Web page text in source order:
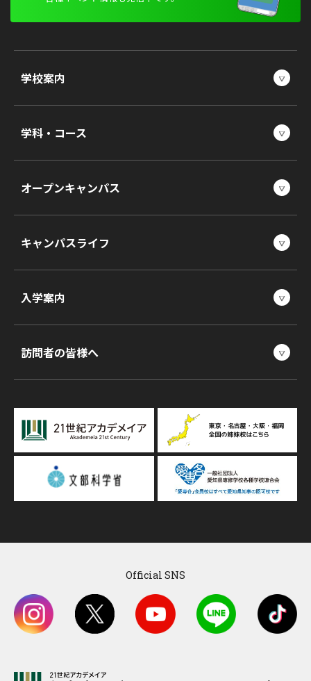
学校案内
学科・コース
オープンキャンパス
キャンパスライフ
入学案内
訪問者の皆様へ
Official SNS